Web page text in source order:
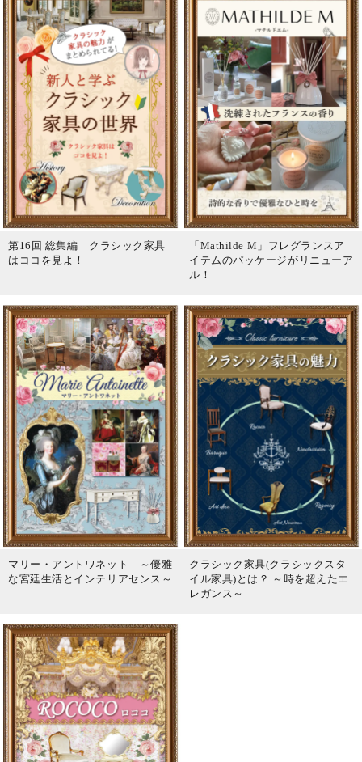
第16回 総集編 クラシック家具
はココを見よ！
「Mathilde M」フレグランスア
イテムのパッケージがリニューア
ル！
マリー・アントワネット ～優雅
な宮廷生活とインテリアセンス～
クラシック家具(クラシックスタ
イル家具)とは？ ～時を超えたエ
レガンス～